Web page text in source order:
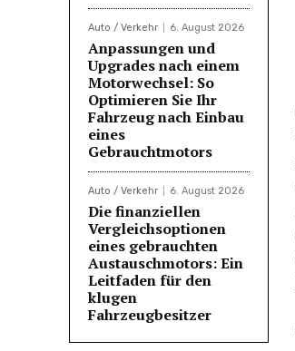
Auto / Verkehr 6. August 2026
Anpassungen und
Upgrades nach einem
Motorwechsel: So
Optimieren Sie Ihr
Fahrzeug nach Einbau
eines
Gebrauchtmotors
Auto / Verkehr 6. August 2026
Die finanziellen
Vergleichsoptionen
eines gebrauchten
Austauschmotors: Ein
Leitfaden für den
klugen
Fahrzeugbesitzer